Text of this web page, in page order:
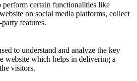
perform certain functionalities like
on social media platforms, collect
features.
to understand and analyze the key
website which helps in delivering a
visitors.